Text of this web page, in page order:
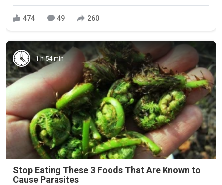
474 49 260
1 h 54 min
Stop Eating These 3 Foods That Are Known to
Cause Parasites